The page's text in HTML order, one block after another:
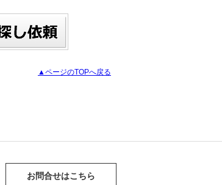
▲ページのTOPへ戻る
お問合せはこちら